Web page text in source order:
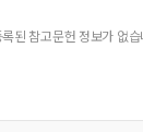
록된 참고문헌 정보가 없